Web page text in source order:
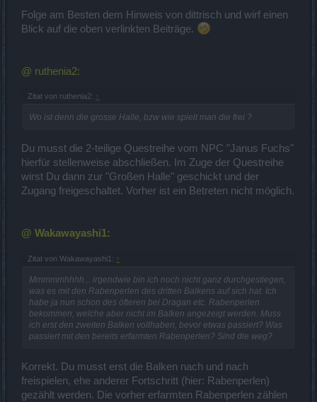
Folge am Besten dem Hinweis von dittrisch und wirf einen
Blick auf die oben verlinkten Beiträge.
@ ruthenia2:
Zitat von ruthenia2: ↑
Wo ist denn die grosse Halle, bzw wie spielt man die frei ?
Du musst die 2-teilige Questreihe vom NPC "Janus Fuchs"
hierfür stellenweise abschließen. Im Zuge der Questreihe
wirst Du dann zur "Großen Halle" geschickt und der
Zugang freigeschaltet. Vorher ist ein Betreten nicht möglich.
@ Wakawayashi1:
Zitat von Wakawayashi1: ↑
Mmmmmhhhh... irgendwie bin ich noch nicht ganz durchgestiegen,
was es mit den Rabenperlen des dritten Balkens auf sich hat. Ich
habe ja nun schon des öfteren bei Dragan etc. Rabenperlen
bekommen, welche aber nicht im Balken angezeigt werden. Muss
ich erst den zweiten Balken vollhaben, bevor etwas passiert? Was
passiert mit den bereits erfarmten Rabenperlen? Sind die weg?
Korrekt. Du musst erst die Balken nach und nach
freispielen, ehe anderer Fortschritt (hier: Rabenperlen)
gezählt werden. Die vorher erfarmten Rabenperlen zählen